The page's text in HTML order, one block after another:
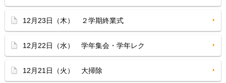
12月23日（木） ２学期終業式
12月22日（水） 学年集会・学年レク
12月21日（火） 大掃除